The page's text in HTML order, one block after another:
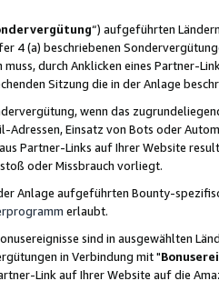
“) aufgeführten
4 (a) beschriebenen
muss, durch Anklicken eines Partner-
Sitzung die in der Anlage
wenn das
Adressen, Einsatz von Bots oder
Partner-Links auf Ihrer Website
oder Missbrauch vorliegt.
Anlage aufgeführten Bounty-
erlaubt.
sind in ausgewählten
in Verbindung mit "
Link auf Ihrer Website auf die